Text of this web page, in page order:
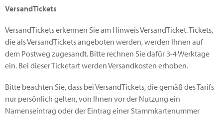
VersandTickets
VersandTickets erkennen Sie am Hinweis VersandTicket. Tickets,
die als VersandTickets angeboten werden, werden Ihnen auf
dem Postweg zugesandt. Bitte rechnen Sie dafür 3-4 Werktage
ein. Bei dieser Ticketart werden Versandkosten erhoben.
Bitte beachten Sie, dass bei VersandTickets, die gemäß des Tarifs
nur persönlich gelten, von Ihnen vor der Nutzung ein
Namenseintrag oder der Eintrag einer Stammkartenummer